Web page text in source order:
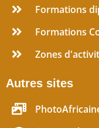
Formations
Formations
Zones
Autres sites